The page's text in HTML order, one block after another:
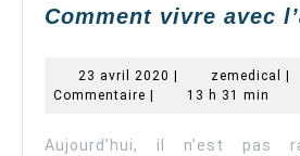
Comment vivre avec
23 avril 2020 23
avril
zemedical
Commentaire
13 h 31 min
Aujourd’hui, il n’est pas